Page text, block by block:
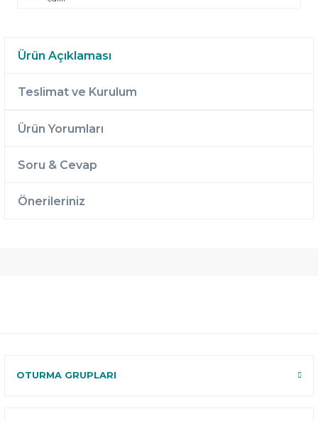
Ürün Açıklaması
Teslimat ve Kurulum
Ürün Yorumları
Soru & Cevap
Önerileriniz
OTURMA GRUPLARI